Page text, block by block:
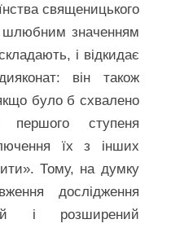
священицького
шлюбним значенням
і відкидає
він також
було б схвалено
ступеня
їх з інших
Тому, на думку
дослідження
і розширений